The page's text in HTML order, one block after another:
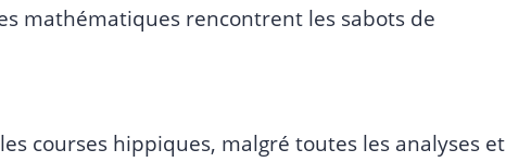
mathématiques rencontrent les sabots de
courses hippiques, malgré toutes les analyses et